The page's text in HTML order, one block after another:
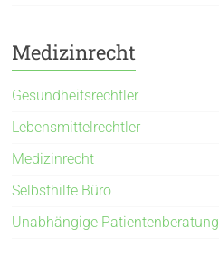
Medizinrecht
Gesundheitsrechtler
Lebensmittelrechtler
Medizinrecht
Selbsthilfe Büro
Unabhängige Patientenberatung